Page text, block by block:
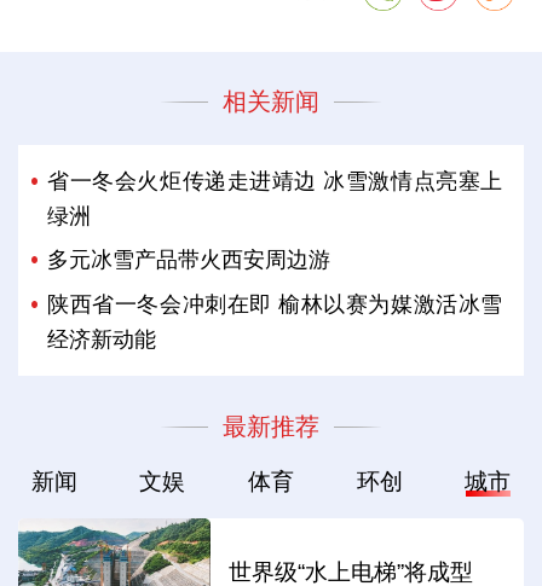
相关新闻
省一冬会火炬传递走进靖边 冰雪激情点亮塞上
绿洲
多元冰雪产品带火西安周边游
陕西省一冬会冲刺在即 榆林以赛为媒激活冰雪
经济新动能
最新推荐
新闻 文娱 体育 环创 城市
世界级“水上电梯”将成型